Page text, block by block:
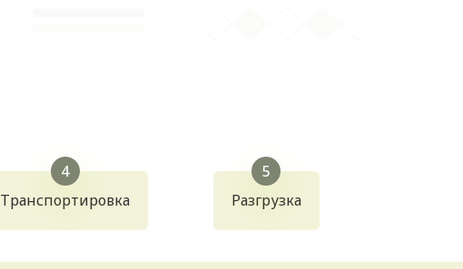
Транспортировка Разгрузка